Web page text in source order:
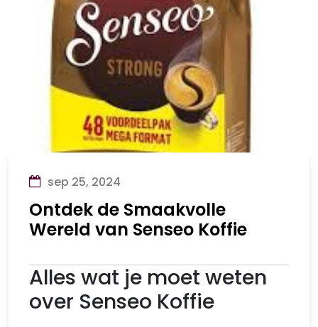
sep 25, 2024
Ontdek de Smaakvolle
Wereld van Senseo Koffie
Alles wat je moet weten
over Senseo Koffie